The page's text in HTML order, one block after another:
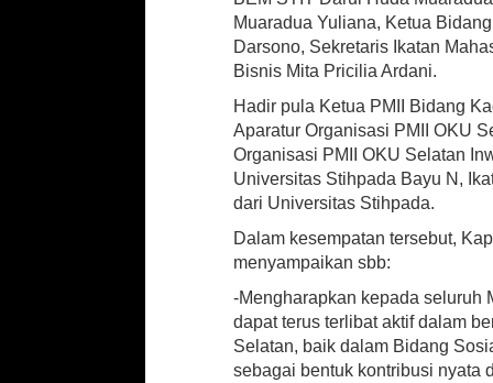
s
a
m
a
a
h
a
s
i
w
a
Muaradua Yuliana, Ketua
Darsono, Sekretaris Ikatan
Bisnis Mita Pricilia Ardani.
Hadir pula Ketua PMII Bidang
Aparatur Organisasi PMII OKU
Organisasi PMII OKU Selatan
Universitas Stihpada Bayu N,
dari Universitas Stihpada.
Dalam kesempatan tersebut,
menyampaikan sbb:
-Mengharapkan kepada seluruh
dapat terus terlibat aktif dalam
Selatan, baik dalam Bidang
sebagai bentuk kontribusi nyata